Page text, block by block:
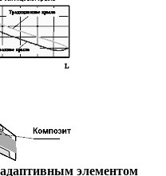
элементом